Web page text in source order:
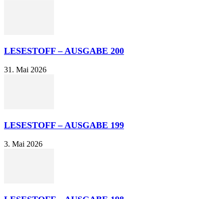
LESESTOFF – AUSGABE 200
31. Mai 2026
LESESTOFF – AUSGABE 199
3. Mai 2026